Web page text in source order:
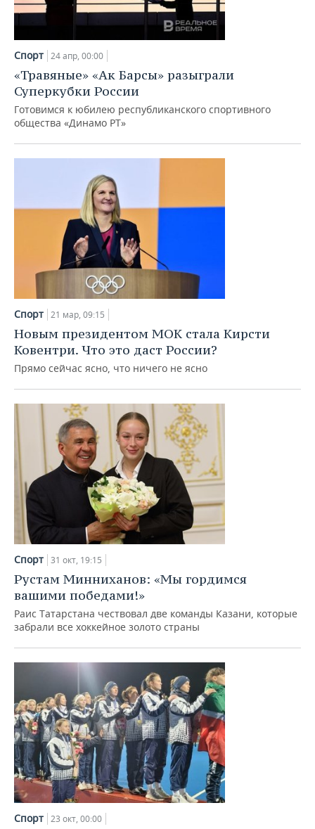
Спорт 24 апр, 00:00
«Травяные» «Ак Барсы» разыграли
Суперкубки России
Готовимся к юбилею республиканского спортивного
общества «Динамо РТ»
Спорт 21 мар, 09:15
Новым президентом МОК стала Кирсти
Ковентри. Что это даст России?
Прямо сейчас ясно, что ничего не ясно
Спорт 31 окт, 19:15
Рустам Минниханов: «Мы гордимся
вашими победами!»
Раис Татарстана чествовал две команды Казани, которые
забрали все хоккейное золото страны
Спорт 23 окт, 00:00